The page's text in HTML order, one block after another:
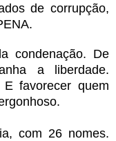
de corrupção,
condenação. De
a liberdade.
favorecer quem
com 26 nomes.